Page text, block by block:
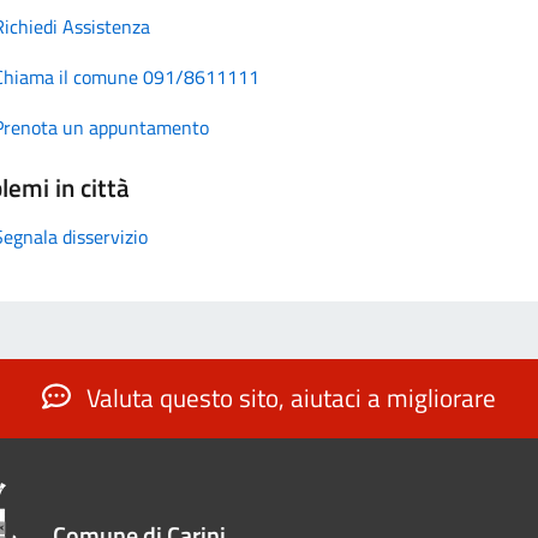
Assistenza
il comune 091/8611111
un appuntamento
in città
disservizio
Valuta questo sito, aiutaci a migliorare